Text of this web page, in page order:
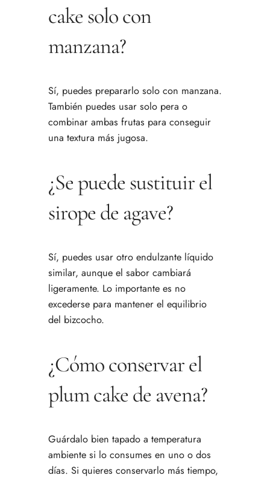
cake solo con
manzana?
Sí, puedes prepararlo solo con manzana.
También puedes usar solo pera o
combinar ambas frutas para conseguir
una textura más jugosa.
¿Se puede sustituir el
sirope de agave?
Sí, puedes usar otro endulzante líquido
similar, aunque el sabor cambiará
ligeramente. Lo importante es no
excederse para mantener el equilibrio
del bizcocho.
¿Cómo conservar el
plum cake de avena?
Guárdalo bien tapado a temperatura
ambiente si lo consumes en uno o dos
días. Si quieres conservarlo más tiempo,